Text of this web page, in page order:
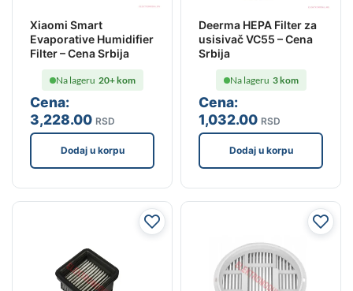
Xiaomi Smart
Evaporative Humidifier
Filter – Cena Srbija
Cena:
3,228.00 RSD
Na lageru 20+ kom
Dodaj u korpu
Deerma HEPA Filter za
usisivač VC55 – Cena
Srbija
Cena:
1,032.00 RSD
Na lageru 3 kom
Dodaj u korpu